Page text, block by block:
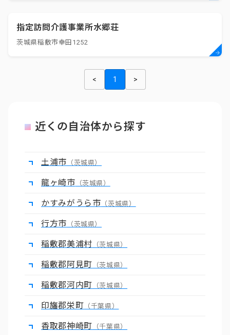
指定訪問介護事業所水郷荘
茨城県稲敷市幸田1252
< 1 >
近くの自治体から探す
土浦市 （茨城県）
龍ヶ崎市 （茨城県）
かすみがうら市 （茨城県）
行方市 （茨城県）
稲敷郡美浦村 （茨城県）
稲敷郡阿見町 （茨城県）
稲敷郡河内町 （茨城県）
印旛郡栄町 （千葉県）
香取郡神崎町 （千葉県）